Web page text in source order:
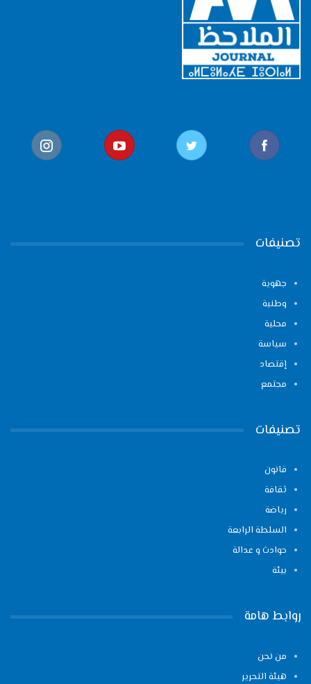
تصنيفات
جهوية
وطنية
محلية
سياسة
إقتصاد
مجتمع
تصنيفات
قانون
ثقافة
رياضة
السلطة الرابعة
حوادث و عدالة
بيئة
روابط هامة
من نحن
هيئة التحرير